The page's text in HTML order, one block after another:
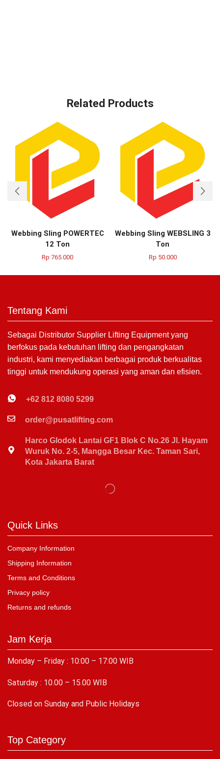
Related Products
Webbing Sling POWERTEC
12 Ton
Rp 765.000
Webbing Sling WEBSLING 3
Ton
Rp 50.000
Tentang Kami
Sebagai Distributor Supplier Lifting Equipment yang
berfokus pada kebutuhan lifting dan pengangkatan
industri, kami menyediakan berbagai produk berkualitas
tinggi untuk mendukung operasi yang aman dan efisien.
+62 812 8080 5299
order@pusatlifting.com
Harco Glodok Lantai GF1 Blok C No.26 Jl. Hayam
Wuruk No. 2-5, Mangga Besar Kec. Taman Sari,
Kota Jakarta Barat
Quick Links
Company Information
Shipping Information
Terms and Conditions
Privacy policy
Returns and refunds
Jam Kerja
Monday – Friday : 10:00 – 17:00 WIB
Saturday : 10.00 – 15.00 WIB
C losed on Sunday and Public Holidays
Top Category